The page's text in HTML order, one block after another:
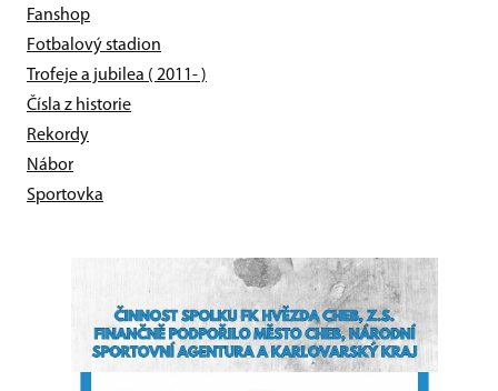
Fanshop
Fotbalový stadion
Trofeje a jubilea ( 2011- )
Čísla z historie
Rekordy
Nábor
Sportovka